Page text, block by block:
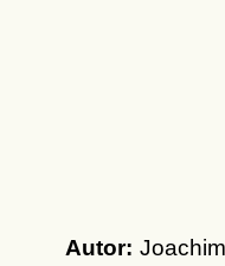
Autor: